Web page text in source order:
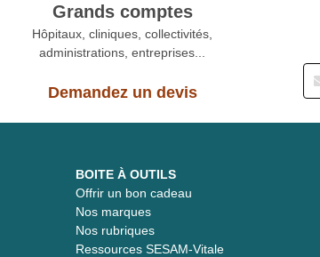
Grands comptes
Hôpitaux, cliniques, collectivités,
administrations, entreprises...
Demandez un devis
BOITE À OUTILS
Offrir un bon cadeau
Nos marques
Nos rubriques
Ressources SESAM-Vitale